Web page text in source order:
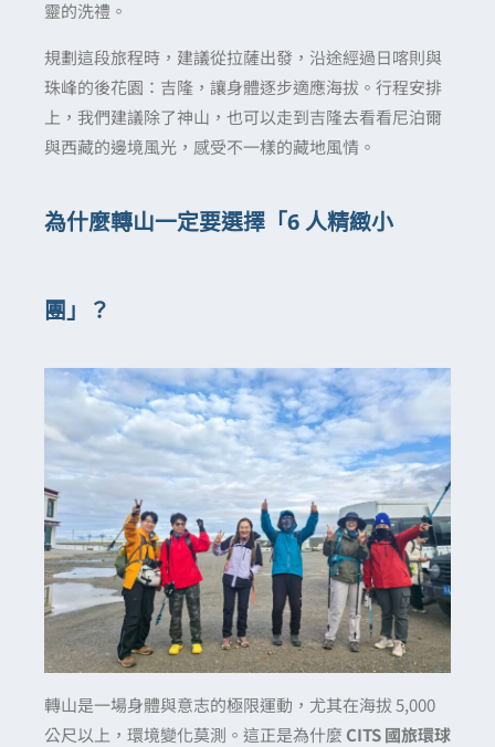
靈的洗禮。
規劃這段旅程時，建議從拉薩出發，沿途經過日喀則與
珠峰的後花園：吉隆，讓身體逐步適應海拔。行程安排
上，我們建議除了神山，也可以走到吉隆去看看尼泊爾
與西藏的邊境風光，感受不一樣的藏地風情。
為什麼轉山一定要選擇「6 人精緻小
團」？
轉山是一場身體與意志的極限運動，尤其在海拔 5,000
公尺以上，環境變化莫測。這正是為什麼 CITS 國旅環球